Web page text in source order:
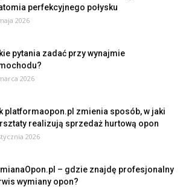
perfekcyjnego połysku
2026
pytania zadać przy wynajmie
2026
platformaopon.pl zmienia sposób, w jaki
realizują sprzedaż hurtową opon
2026
– gdzie znajdę profesjonalny
wymiany opon?